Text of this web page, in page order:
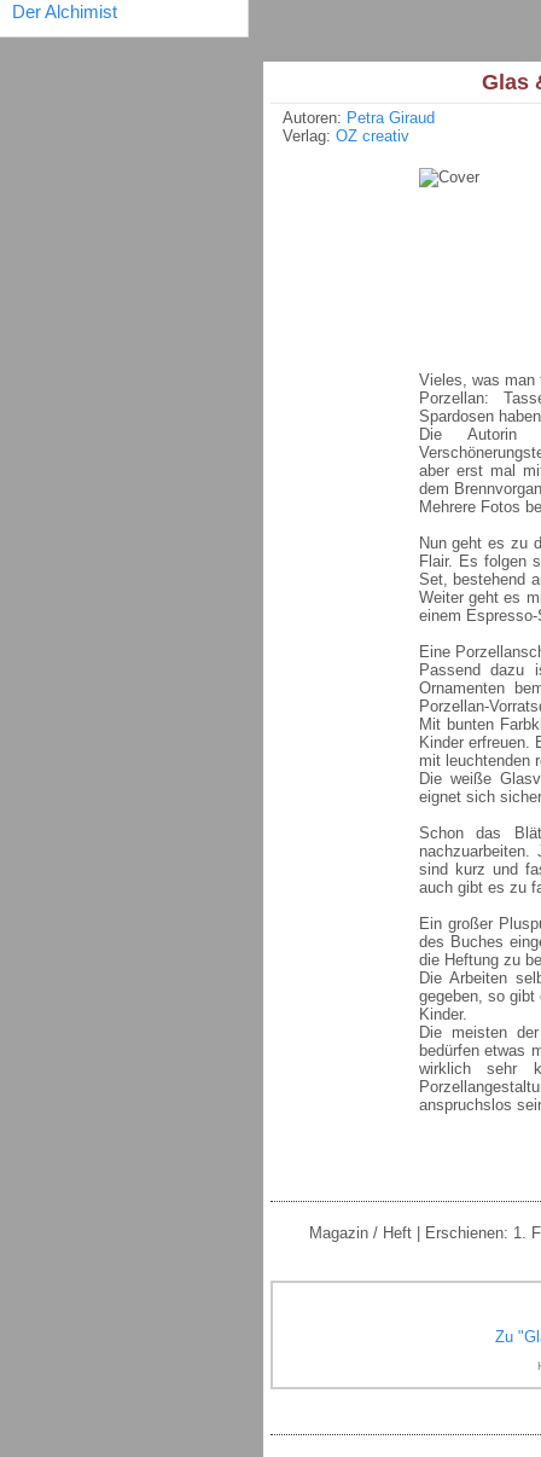
Der Alchimist
Glas
Autoren: Petra Giraud
Verlag: OZ creativ
Vieles, was man
Porzellan:
Spardosen
Die Autorin
aber erst mal
dem
Mehrere Fotos
Nun geht es zu
Flair. Es folgen
Set, bestehend
Weiter geht es
einem
Eine
Passend dazu
Ornamenten
Porzellan-
Mit bunten
Kinder erfreuen.
mit leuchtenden
Die weiße
eignet sich
Schon das
sind kurz und
auch gibt es zu
Ein großer
des Buches
die Heftung zu
Die Arbeiten
gegeben, so gibt
Kinder.
Die meisten
bedürfen etwas
wirklich sehr
anspruchslos
Magazin / Heft | Erschienen: 1.
Zu